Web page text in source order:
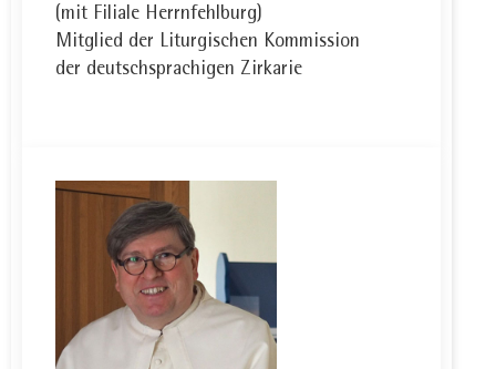
(mit Filiale Herrnfehlburg)
Mitglied der Liturgischen Kommission
der deutschsprachigen Zirkarie